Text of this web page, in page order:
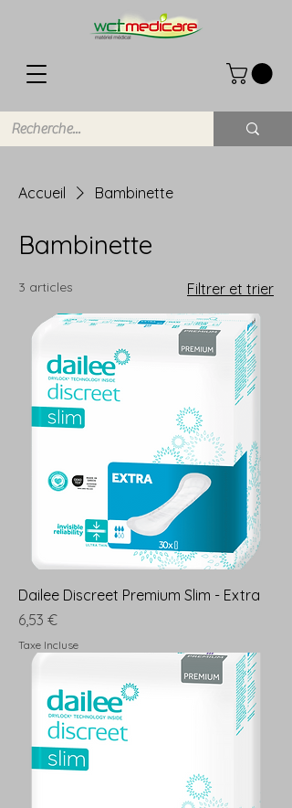
Accueil Bambinette
Bambinette
3 articles Filtrer et trier
Dailee Discreet Premium Slim - Extra
Prix
6,53 €
Taxe Incluse